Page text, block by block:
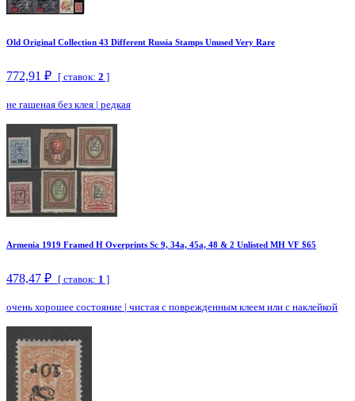
Old Original Collection 43 Different Russia Stamps Unused Very Rare
772,91 ₽ [ ставок: 2 ]
не гашеная без клея | редкая
Armenia 1919 Framed H Overprints Sc 9, 34a, 45a, 48 & 2 Unlisted MH VF $65
478,47 ₽ [ ставок: 1 ]
очень хорошее состояние | чистая с поврежденным клеем или с наклейкой